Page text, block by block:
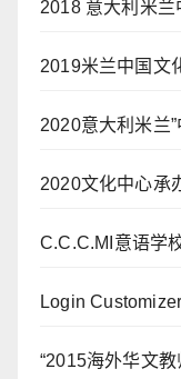
2018 意大利米
2019米兰中国文
2020意大利米兰
2020文化中心承
C.C.C.MI意语学
Login Customizer
“2015海外华文